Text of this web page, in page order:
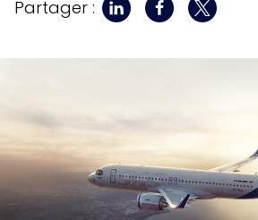
Partager :